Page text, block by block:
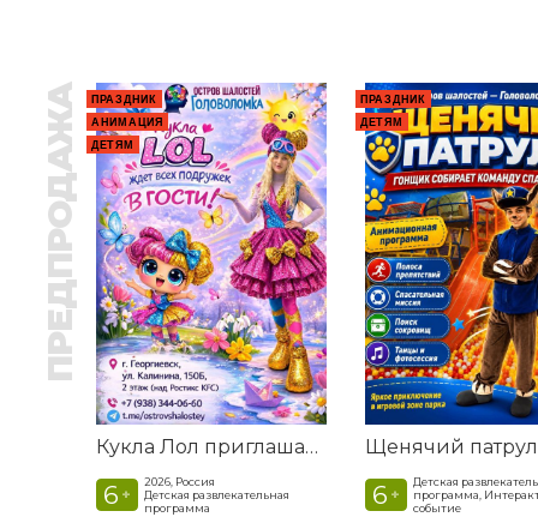
ПРЕДПРОДАЖА
ПРАЗДНИК
АНИМАЦИЯ
ДЕТЯМ
Кукла Лол приглашает в гости
6 +
2026, Россия
Детская развлекательная
программа
ПРАЗДНИК
ДЕТЯМ
6 +
Детская
программа,
событие